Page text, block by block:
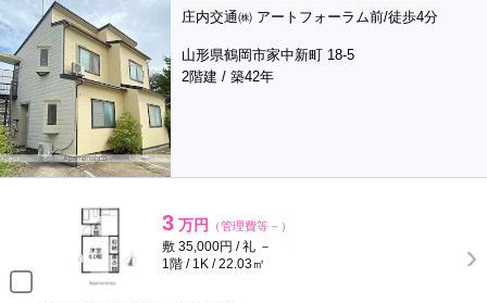
庄内交通㈱ アートフォーラム前/徒歩4分
山形県鶴岡市家中新町 18-5
2階建 / 築42年
3 万円 （管理費等－）
敷 35,000円 / 礼 －
1階 / 1K / 22.03㎡